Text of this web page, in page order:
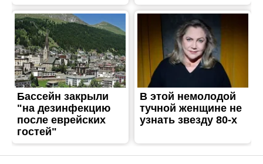
ЖИТТЯ
На Дніпропетровщині у 36-
річного чоловіка вилучили
350 кущів конопель
Опубліковано25.03.2023